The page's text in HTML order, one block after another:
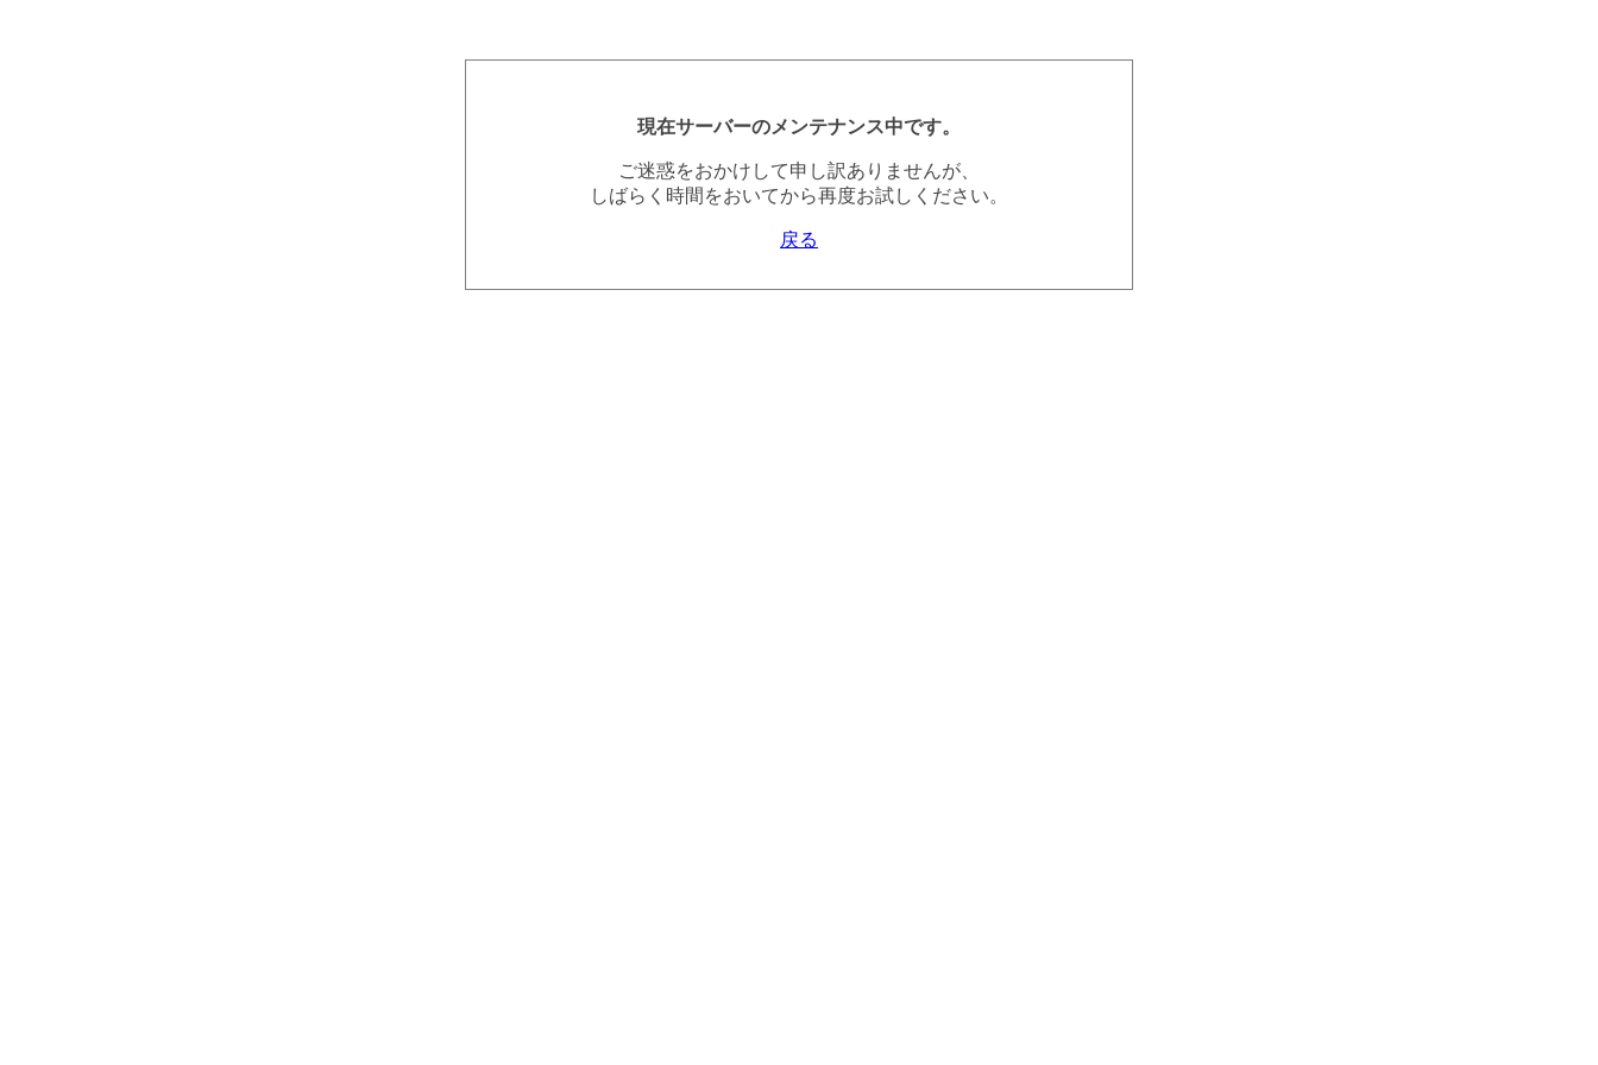
現在サーバーのメンテナンス中です。
ご迷惑をおかけして申し訳ありませんが、
しばらく時間をおいてから再度お試しください。
戻る